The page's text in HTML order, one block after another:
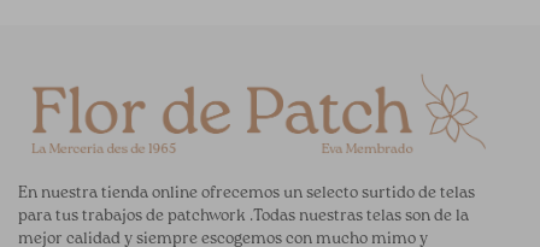
En nuestra tienda online ofrecemos un selecto surtido de telas
para tus trabajos de patchwork .Todas nuestras telas son de la
mejor calidad y siempre escogemos con mucho mimo y